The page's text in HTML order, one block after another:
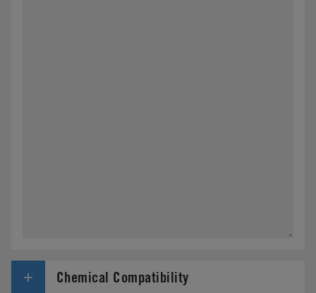
Chemical Compatibility